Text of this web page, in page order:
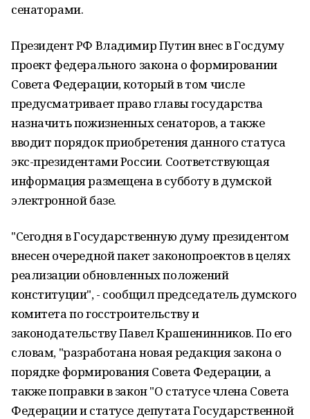
сенаторами.
Президент РФ Владимир Путин внес в Госдуму
проект федерального закона о формировании
Совета Федерации, который в том числе
предусматривает право главы государства
назначить пожизненных сенаторов, а также
вводит порядок приобретения данного статуса
экс-президентами России. Соответствующая
информация размещена в субботу в думской
электронной базе.
"Сегодня в Государственную думу президентом
внесен очередной пакет законопроектов в целях
реализации обновленных положений
конституции", - сообщил председатель думского
комитета по госстроительству и
законодательству Павел Крашенинников. По его
словам, "разработана новая редакция закона о
порядке формирования Совета Федерации, а
также поправки в закон "О статусе члена Совета
Федерации и статусе депутата Государственной